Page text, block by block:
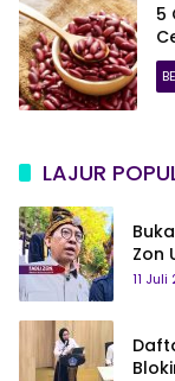
5
LAJUR
Zon
11